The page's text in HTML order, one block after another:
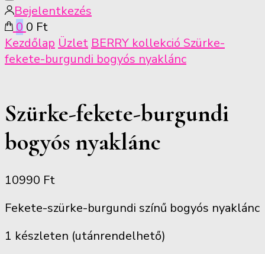
Keresés
bezárása
Bejelentkezés
0 0 Ft
Kezdőlap Üzlet BERRY kollekció Szürke-
fekete-burgundi bogyós nyaklánc
Szürke-fekete-burgundi
bogyós nyaklánc
10990 Ft
Fekete-szürke-burgundi színű bogyós nyaklánc
1 készleten (utánrendelhető)